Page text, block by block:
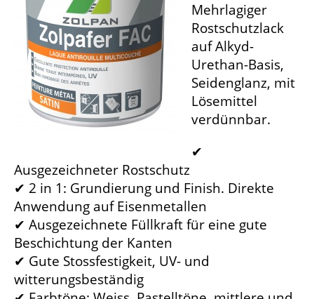
Mehrlagiger
Rostschutzlack
auf Alkyd-
Urethan-Basis,
Seidenglanz, mit
Lösemittel
verdünnbar.
✔
Ausgezeichneter Rostschutz
✔ 2 in 1: Grundierung und Finish. Direkte
Anwendung auf Eisenmetallen
✔ Ausgezeichnete Füllkraft für eine gute
Beschichtung der Kanten
✔ Gute Stossfestigkeit, UV- und
witterungsbeständig